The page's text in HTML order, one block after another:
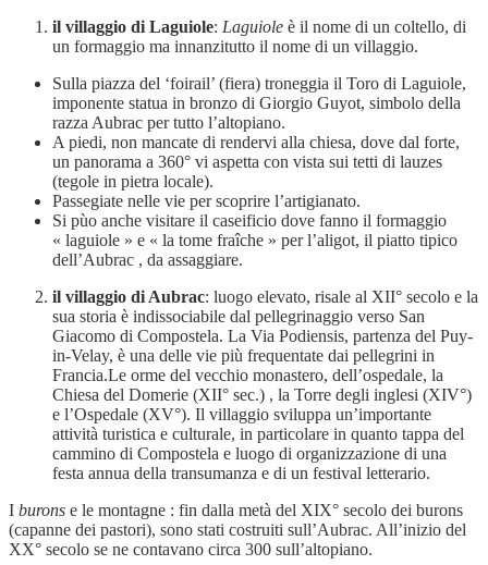
il villaggio di Laguiole: Laguiole è il nome di un coltello, di
un formaggio ma innanzitutto il nome di un villaggio.
Sulla piazza del ‘foirail’ (fiera) troneggia il Toro di Laguiole,
imponente statua in bronzo di Giorgio Guyot, simbolo della
razza Aubrac per tutto l’altopiano.
A piedi, non mancate di rendervi alla chiesa, dove dal forte,
un panorama a 360° vi aspetta con vista sui tetti di lauzes
(tegole in pietra locale).
Passegiate nelle vie per scoprire l’artigianato.
Si pùo anche visitare il caseificio dove fanno il formaggio
« laguiole » e « la tome fraîche » per l’aligot, il piatto tipico
dell’Aubrac , da assaggiare.
il villaggio di Aubrac: luogo elevato, risale al XII° secolo e la
sua storia è indissociabile dal pellegrinaggio verso San
Giacomo di Compostela. La Via Podiensis, partenza del Puy-
in-Velay, è una delle vie più frequentate dai pellegrini in
Francia.Le orme del vecchio monastero, dell’ospedale, la
Chiesa del Domerie (XII° sec.) , la Torre degli inglesi (XIV°)
e l’Ospedale (XV°). Il villaggio sviluppa un’importante
attività turistica e culturale, in particolare in quanto tappa del
cammino di Compostela e luogo di organizzazione di una
festa annua della transumanza e di un festival letterario.
I burons e le montagne : fin dalla metà del XIX° secolo dei burons
(capanne dei pastori), sono stati costruiti sull’Aubrac. All’inizio del
XX° secolo se ne contavano circa 300 sull’altopiano.